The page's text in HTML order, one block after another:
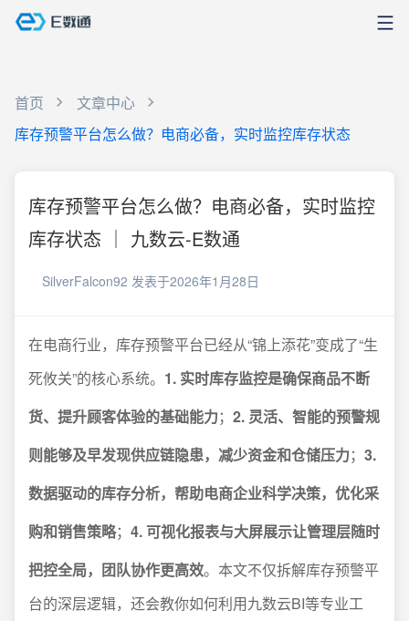
首页
文章中心
库存预警平台怎么做？电商必备，实时监控库存状态
库存预警平台怎么做？电商必备，实时监控
库存状态 ｜ 九数云-E数通
SilverFalcon92 发表于2026年1月28日
在电商行业，库存预警平台已经从“锦上添花”变成了“生
死攸关”的核心系统。 1. 实时库存监控是确保商品不断
货、提升顾客体验的基础能力； 2. 灵活、智能的预警规
则能够及早发现供应链隐患，减少资金和仓储压力； 3.
数据驱动的库存分析，帮助电商企业科学决策，优化采
购和销售策略； 4. 可视化报表与大屏展示让管理层随时
把控全局，团队协作更高效。本文不仅拆解库存预警平
台的深层逻辑，还会教你如何利用九数云BI等专业工